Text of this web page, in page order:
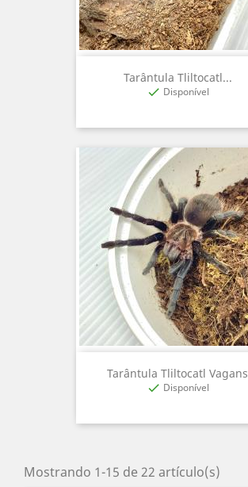
Tarântula Tliltocatl...
 Disponível
Tarântula Tliltocatl Vagans
 Disponível
Mostrando 1-15 de 22 artículo(s)